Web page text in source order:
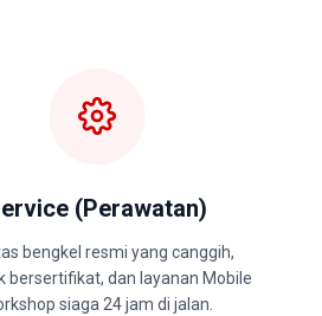
(Perawatan)
bengkel resmi yang canggih,
bersertifikat, dan layanan Mobile
siaga 24 jam di jalan.